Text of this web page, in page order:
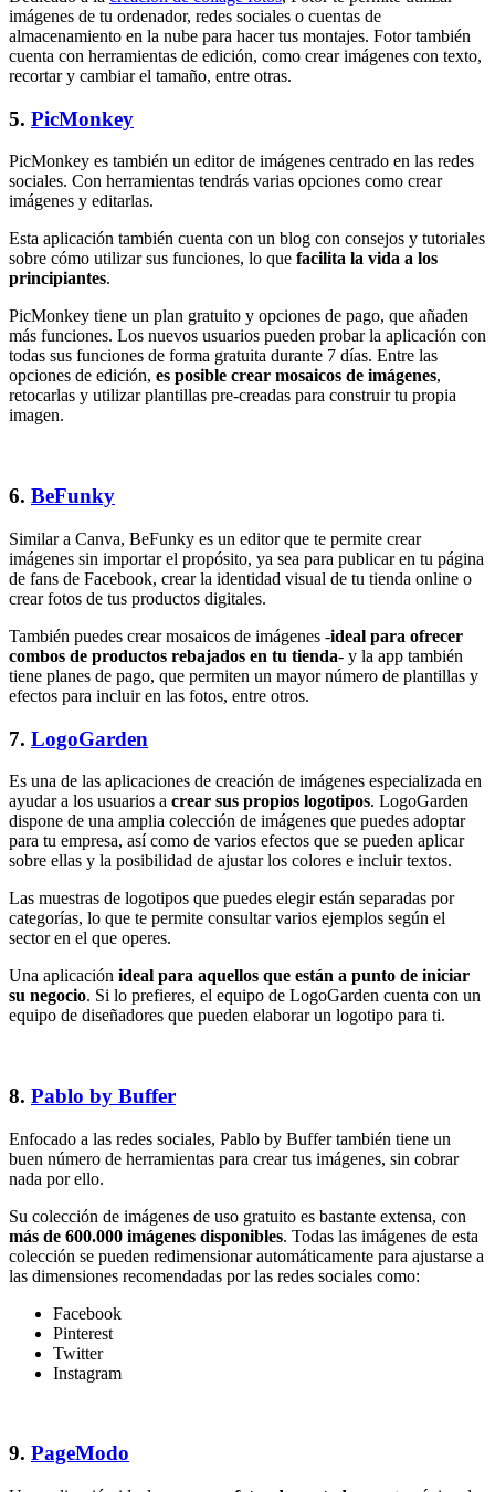
imágenes de tu ordenador, redes sociales o cuentas de
almacenamiento en la nube para hacer tus montajes. Fotor también
cuenta con herramientas de edición, como crear imágenes con texto,
recortar y cambiar el tamaño, entre otras.
5. PicMonkey
PicMonkey es también un editor de imágenes centrado en las redes
sociales. Con herramientas tendrás varias opciones como crear
imágenes y editarlas.
Esta aplicación también cuenta con un blog con consejos y tutoriales
sobre cómo utilizar sus funciones, lo que facilita la vida a los
principiantes.
PicMonkey tiene un plan gratuito y opciones de pago, que añaden
más funciones. Los nuevos usuarios pueden probar la aplicación con
todas sus funciones de forma gratuita durante 7 días. Entre las
opciones de edición, es posible crear mosaicos de imágenes,
retocarlas y utilizar plantillas pre-creadas para construir tu propia
imagen.
6. BeFunky
Similar a Canva, BeFunky es un editor que te permite crear
imágenes sin importar el propósito, ya sea para publicar en tu página
de fans de Facebook, crear la identidad visual de tu tienda online o
crear fotos de tus productos digitales.
También puedes crear mosaicos de imágenes -ideal para ofrecer
combos de productos rebajados en tu tienda- y la app también
tiene planes de pago, que permiten un mayor número de plantillas y
efectos para incluir en las fotos, entre otros.
7. LogoGarden
Es una de las aplicaciones de creación de imágenes especializada en
ayudar a los usuarios a crear sus propios logotipos. LogoGarden
dispone de una amplia colección de imágenes que puedes adoptar
para tu empresa, así como de varios efectos que se pueden aplicar
sobre ellas y la posibilidad de ajustar los colores e incluir textos.
Las muestras de logotipos que puedes elegir están separadas por
categorías, lo que te permite consultar varios ejemplos según el
sector en el que operes.
Una aplicación ideal para aquellos que están a punto de iniciar
su negocio. Si lo prefieres, el equipo de LogoGarden cuenta con un
equipo de diseñadores que pueden elaborar un logotipo para ti.
8. Pablo by Buffer
Enfocado a las redes sociales, Pablo by Buffer también tiene un
buen número de herramientas para crear tus imágenes, sin cobrar
nada por ello.
Su colección de imágenes de uso gratuito es bastante extensa, con
más de 600.000 imágenes disponibles. Todas las imágenes de esta
colección se pueden redimensionar automáticamente para ajustarse a
las dimensiones recomendadas por las redes sociales como:
Facebook
Pinterest
Twitter
Instagram
9. PageModo